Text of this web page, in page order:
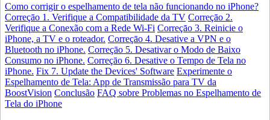
Como corrigir o espelhamento de tela não funcionando no iPhone?
Correçāo 1. Verifique a Compatibilidade da TV Correçāo 2.
Verifique a Conexão com a Rede Wi-Fi Correçāo 3. Reinicie o
iPhone, a TV e o roteador. Correçāo 4. Desative a VPN e o
Bluetooth no iPhone. Correçāo 5. Desativar o Modo de Baixo
Consumo no iPhone. Correçāo 6. Desative o Tempo de Tela no
iPhone. Fix 7. Update the Devices' Software Experimente o
Espelhamento de Tela: App de Transmissão para TV da
BoostVision Conclusão FAQ sobre Problemas no Espelhamento de
Tela do iPhone